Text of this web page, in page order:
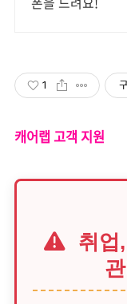
1
캐어랩 고객 지원
취업